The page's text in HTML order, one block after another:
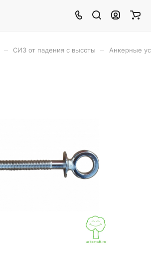
СИЗ от падения с высоты Анкерные